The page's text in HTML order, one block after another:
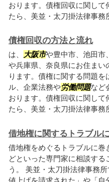
おります。債権回収に関して
たら、美並・太刀掛法律事務
債権回収の方法と流れ
は、 大阪市や豊中市、池田市
や兵庫県、奈良県にお住まい
ります。債権に関する問題
ル、企業法務や労働問題など
おります。債権回収に関して
たら、美並・太刀掛法律事務
借地権に関するトラブル
借地権をめぐるトラブルに巻
どといった専門家に相談する
う。 美並・太刀掛法律事務
値上げを請求された」や「